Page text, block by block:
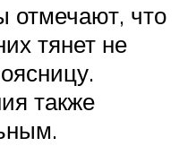
отмечают, что
тянет не
также